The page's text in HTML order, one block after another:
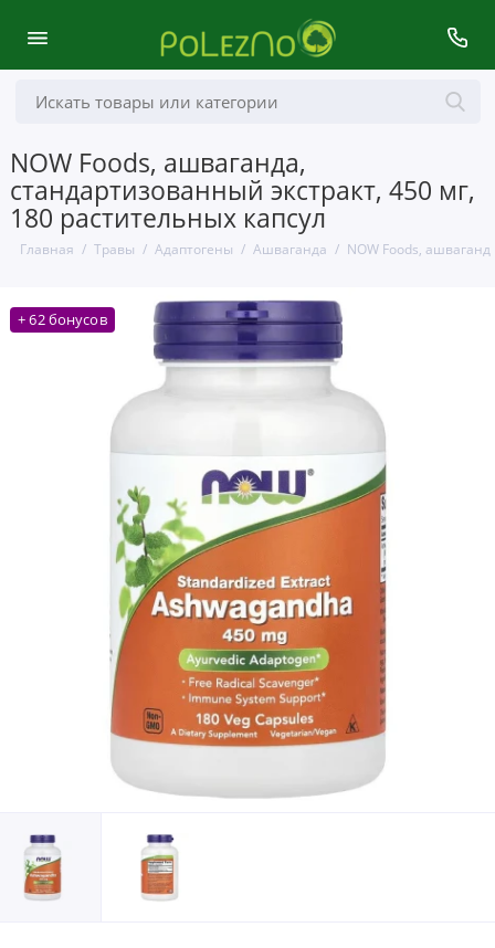
NOW Foods, ашваганда,
стандартизованный экстракт, 450 мг,
180 растительных капсул
Главная Травы Адаптогены Ашваганда NOW Foods,
+ 62 бонусов